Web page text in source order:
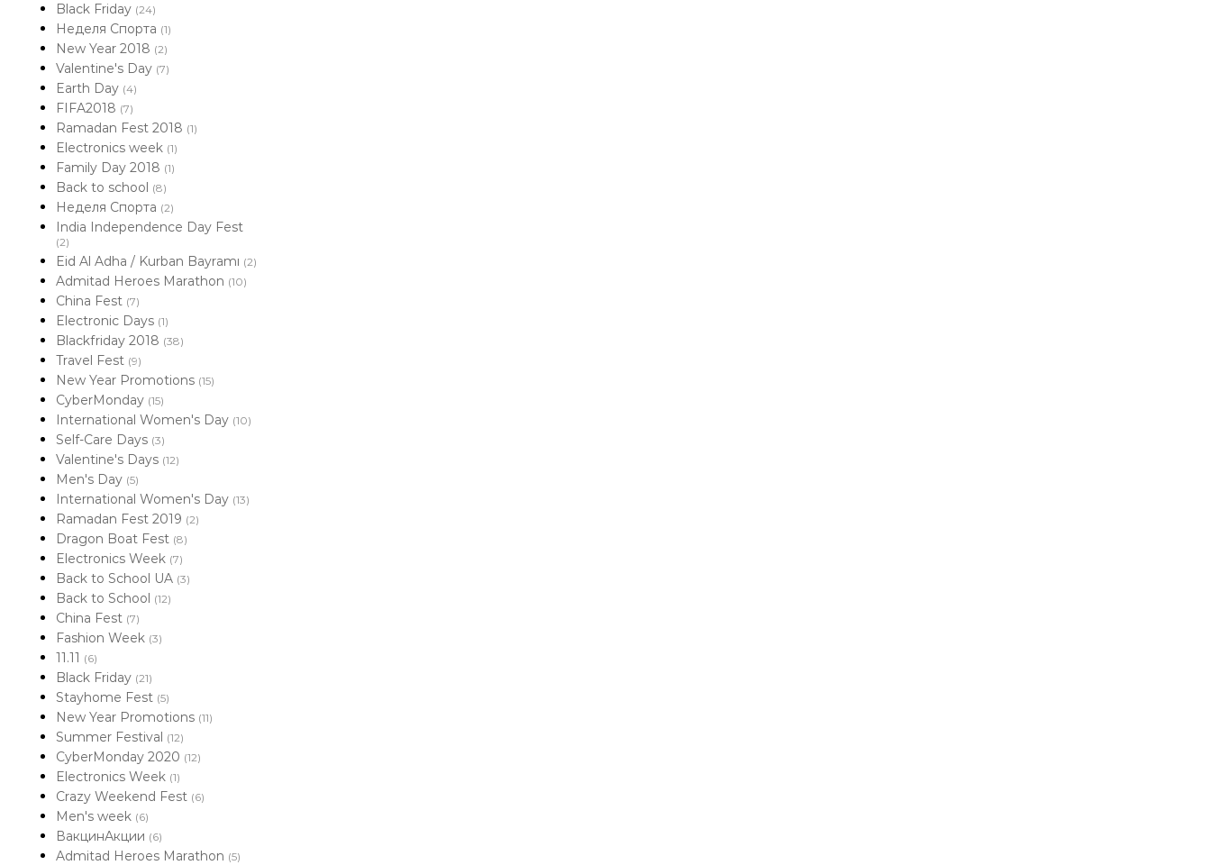
Black Friday (24)
Неделя Спорта (1)
New Year 2018 (2)
Valentine's Day (7)
Earth Day (4)
FIFA2018 (7)
Ramadan Fest 2018 (1)
Electronics week (1)
Family Day 2018 (1)
Back to school (8)
Неделя Спорта (2)
India Independence Day Fest
(2)
Eid Al Adha / Kurban Bayramı (2)
Admitad Heroes Marathon (10)
China Fest (7)
Electronic Days (1)
Blackfriday 2018 (38)
Travel Fest (9)
New Year Promotions (15)
CyberMonday (15)
International Women's Day (10)
Self-Care Days (3)
Valentine's Days (12)
Men's Day (5)
International Women's Day (13)
Ramadan Fest 2019 (2)
Dragon Boat Fest (8)
Electronics Week (7)
Back to School UA (3)
Back to School (12)
China Fest (7)
Fashion Week (3)
11.11 (6)
Black Friday (21)
Stayhome Fest (5)
New Year Promotions (11)
Summer Festival (12)
CyberMonday 2020 (12)
Electronics Week (1)
Crazy Weekend Fest (6)
Men's week (6)
ВакцинАкции (6)
Admitad Heroes Marathon (5)